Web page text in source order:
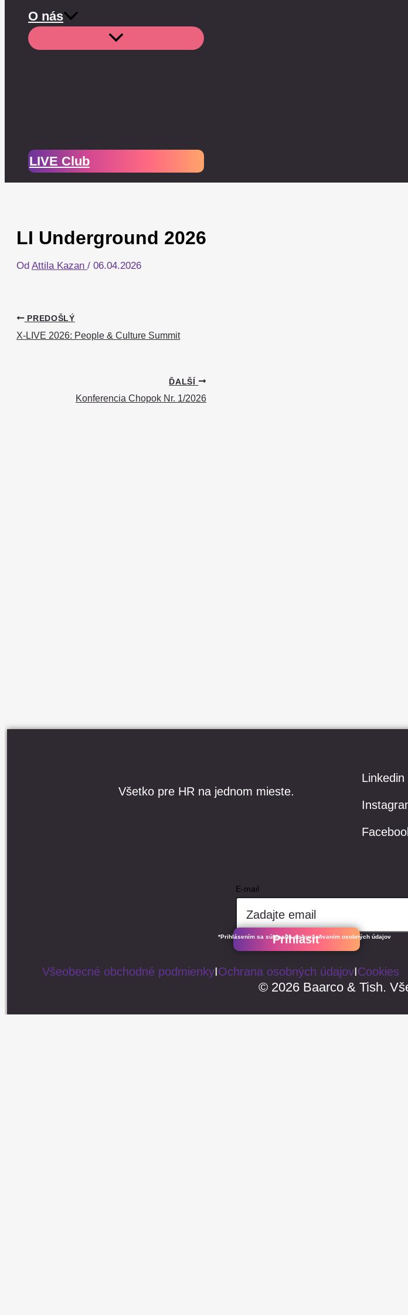
O nás
LIVE Club
LI Underground 2026
Od Attila Kazan / 06.04.2026
PREDOŠLÝ
X-LIVE 2026: People & Culture Summit
ĎALŠÍ
Konferencia Chopok Nr. 1/2026
Všetko pre HR na jednom mieste.
Linkedin
E-mail
Prihlásiť
*Prihlásením sa súhlasíte so spracovaním osobných údajov
Všeobecné obchodné podmienkyIOchrana osobných údajovICookies
© 2026 Baarco & Tish.